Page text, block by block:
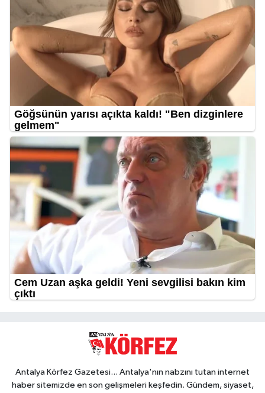
Antalya Körfez Gazetesi... Antalya'nın nabzını tutan internet
haber sitemizde en son gelişmeleri keşfedin. Gündem, siyaset,